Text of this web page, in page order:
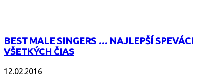
BEST MALE SINGERS … NAJLEPŠÍ SPEVÁCI
VŠETKÝCH ČIAS
12.02.2016